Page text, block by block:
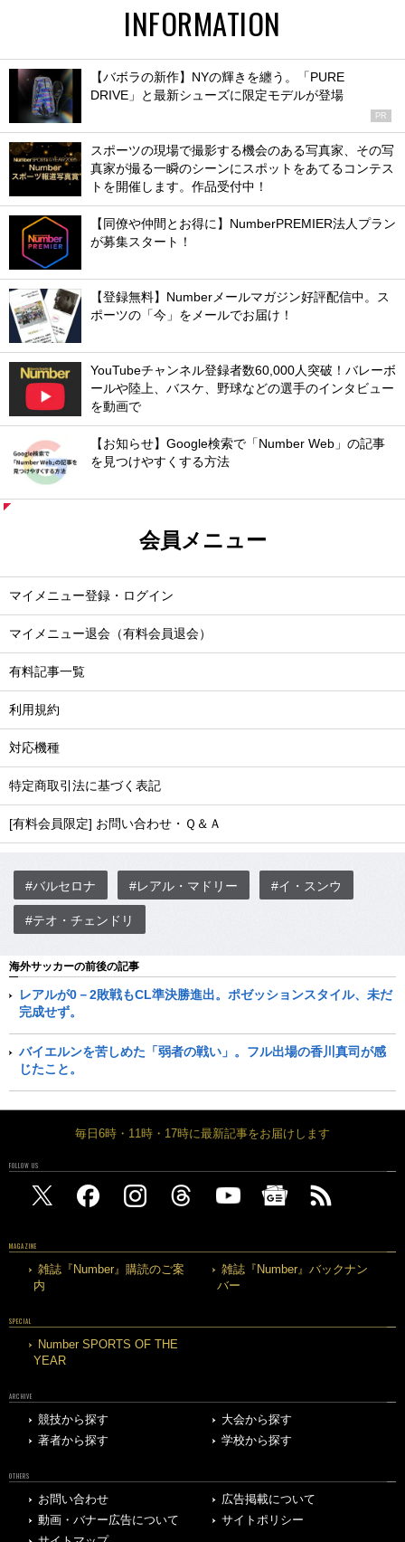
INFORMATION
【バボラの新作】NYの輝きを纏う。「PURE
DRIVE」と最新シューズに限定モデルが登場
PR
スポーツの現場で撮影する機会のある写真家、その写
真家が撮る一瞬のシーンにスポットをあてるコンテス
トを開催します。作品受付中！
【同僚や仲間とお得に】NumberPREMIER法人プラン
が募集スタート！
【登録無料】Numberメールマガジン好評配信中。ス
ポーツの「今」をメールでお届け！
YouTubeチャンネル登録者数60,000人突破！バレーボ
ールや陸上、バスケ、野球などの選手のインタビュー
を動画で
【お知らせ】Google検索で「Number Web」の記事
を見つけやすくする方法
会員メニュー
マイメニュー登録・ログイン
マイメニュー退会（有料会員退会）
有料記事一覧
利用規約
対応機種
特定商取引法に基づく表記
[有料会員限定] お問い合わせ・Ｑ＆Ａ
#バルセロナ #レアル・マドリー #イ・スンウ
#テオ・チェンドリ
海外サッカーの前後の記事
レアルが0－2敗戦もCL準決勝進出。ポゼッションスタイル、未だ
完成せず。
バイエルンを苦しめた「弱者の戦い」。フル出場の香川真司が感
じたこと。
毎日6時・11時・17時に最新記事をお届けします
FOLLOW US
MAGAZINE
雑誌『Number』購読のご案
内
雑誌『Number』バックナン
バー
SPECIAL
Number SPORTS OF THE
YEAR
ARCHIVE
競技から探す
大会から探す
著者から探す
学校から探す
OTHERS
お問い合わせ
広告掲載について
動画・バナー広告について
サイトポリシー